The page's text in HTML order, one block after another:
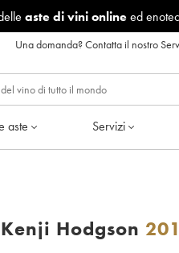
aste di vini onlineed
Una domanda?Contatta il nostro
aste Servizi
Hodgson